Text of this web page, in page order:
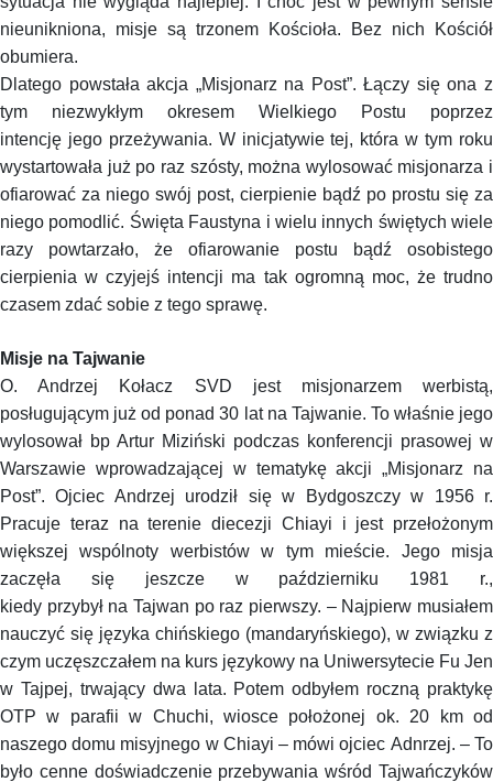
nieunikniona, misje są trzonem Kościoła. Bez nich Kościół
obumiera.
Dlatego powstała akcja „Misjonarz na Post”. Łączy się ona z
tym niezwykłym okresem Wielkiego Postu poprzez
intencję jego przeżywania. W inicjatywie tej, która w tym roku
wystartowała już po raz szósty, można wylosować misjonarza i
ofiarować za niego swój post, cierpienie bądź po prostu się za
niego pomodlić. Święta Faustyna i wielu innych świętych wiele
razy powtarzało, że ofiarowanie postu bądź osobistego
cierpienia w czyjejś intencji ma tak ogromną moc, że trudno
czasem zdać sobie z tego sprawę.
Misje na Tajwanie
O. Andrzej Kołacz SVD jest misjonarzem werbistą,
posługującym już od ponad 30 lat na Tajwanie. To właśnie jego
wylosował bp Artur Miziński podczas konferencji prasowej w
Warszawie wprowadzającej w tematykę akcji „Misjonarz na
Post”. Ojciec Andrzej urodził się w Bydgoszczy w 1956 r.
Pracuje teraz na terenie diecezji Chiayi i jest przełożonym
większej wspólnoty werbistów w tym mieście. Jego misja
zaczęła się jeszcze w październiku 1981 r.,
kiedy przybył na Tajwan po raz pierwszy. – Najpierw musiałem
nauczyć się języka chińskiego (mandaryńskiego), w związku z
czym uczęszczałem na kurs językowy na Uniwersytecie Fu Jen
w Tajpej, trwający dwa lata. Potem odbyłem roczną praktykę
OTP w parafii w Chuchi, wiosce położonej ok. 20 km od
naszego domu misyjnego w Chiayi – mówi ojciec Adnrzej. – To
było cenne doświadczenie przebywania wśród Tajwańczyków